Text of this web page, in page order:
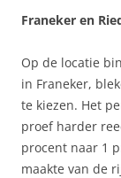
Franeker en
Op de locatie
in Franeker,
te kiezen. Het
proef harder
procent naar 1
maakte van de